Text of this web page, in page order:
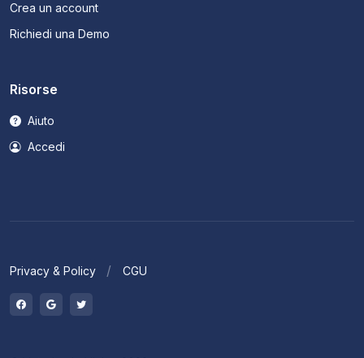
Crea un account
Richiedi una Demo
Risorse
Aiuto
Accedi
Privacy & Policy CGU